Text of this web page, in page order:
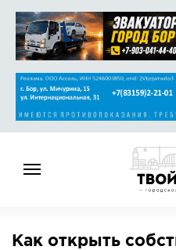
НОВОСТИ
Как открыть